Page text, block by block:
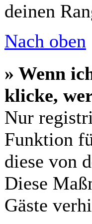
deinen
Nach oben
» Wenn
klicke,
Nur
Funktion
diese von
Diese
Gäste